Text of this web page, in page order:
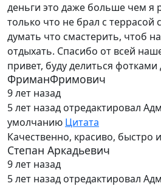
деньги это даже больше чем я
только что не брал с террасой
думать что смастерить, чтоб
отдыхать. Спасибо от всей
привет, буду делиться
ФриманФримович
9 лет назад
5 лет назад отредактировал
умолчанию Цитата
Качественно, красиво, быстро
Степан Аркадьевич
9 лет назад
5 лет назад отредактировал